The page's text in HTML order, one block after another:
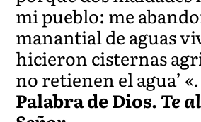
mi pueblo: me
manantial de aguas
hicieron cisternas
no retienen el agua’ «.
Palabra de Dios.Te